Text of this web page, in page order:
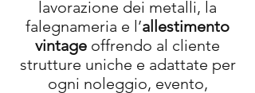
lavorazione dei metalli, la
falegnameria e l’allestimento
vintage offrendo al cliente
strutture uniche e adattate per
ogni noleggio, evento,